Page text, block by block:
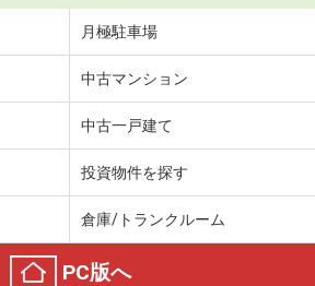
月極駐車場
中古マンション
中古一戸建て
投資物件を探す
倉庫/トランクルーム
PC版へ